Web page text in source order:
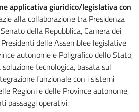
applicativa giuridico/legislativa con
alla collaborazione tra Presidenza
della Repubblica, Camera dei
delle Assemblee legislative
autonome e Poligrafico dello Stato,
tecnologica, basata sul
funzionale con i sistemi
Regioni e delle Province autonome,
passaggi operativi: